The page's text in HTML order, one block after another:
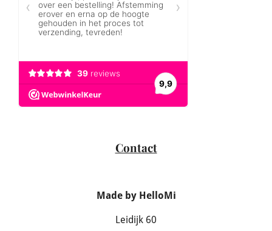
Contact
Made by HelloMi
Leidijk 60